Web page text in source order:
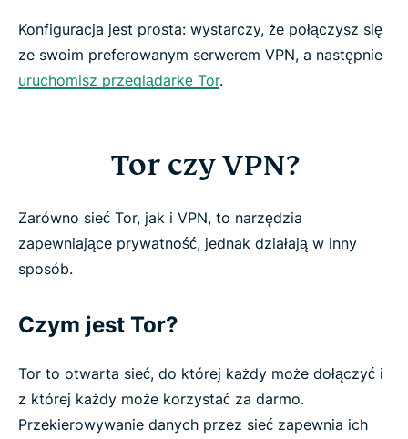
Konfiguracja jest prosta: wystarczy, że połączysz się
ze swoim preferowanym serwerem VPN, a następnie
uruchomisz przeglądarkę Tor.
Tor czy VPN?
Zarówno sieć Tor, jak i VPN, to narzędzia
zapewniające prywatność, jednak działają w inny
sposób.
Czym jest Tor?
Tor to otwarta sieć, do której każdy może dołączyć i
z której każdy może korzystać za darmo.
Przekierowywanie danych przez sieć zapewnia ich